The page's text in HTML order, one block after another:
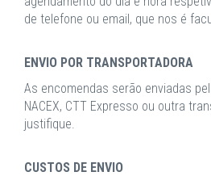
de telefone ou email, que nos é
ENVIO POR TRANSPORTADORA
As encomendas serão enviadas
NACEX, CTT Expresso ou outra
justifique.
CUSTOS DE ENVIO